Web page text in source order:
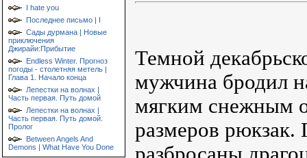
I hate you
Последнее письмо | I
Сады дурмана | Новые
приключения
Джирайи:Прибытие
Endless Winter. Прогноз
погоды - столетняя метель |
Глава 1. Начало конца
Лепестки на волнах |
Часть первая. Путь домой
Лепестки на волнах |
Часть первая. Путь домой.
Пролог
Between Angels And
Demons | What Have You Done
Темной
мужчина бродил
мягким снежным
размеров рюкзак.